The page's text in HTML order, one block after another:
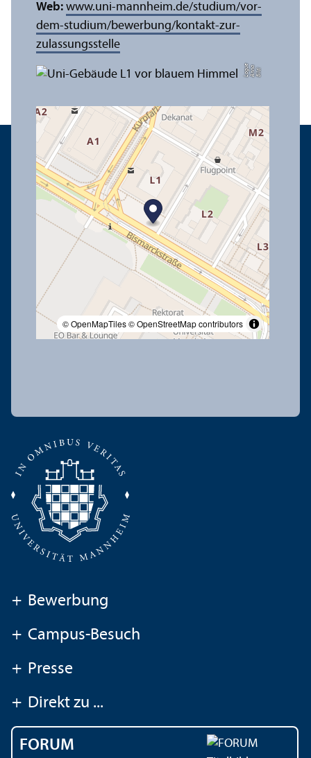
Bil
d:
A
n
n
aL
o
g
u
e
© OpenMapTiles© OpenStreetMap contributors
Web: www.uni-mannheim.de/studium/vor-
dem-studium/bewerbung/kontakt-zur-
zulassungs­stelle
+ Bewerbung
+ Campus-Besuch
+ Presse
+ Direkt zu ...
FORUM